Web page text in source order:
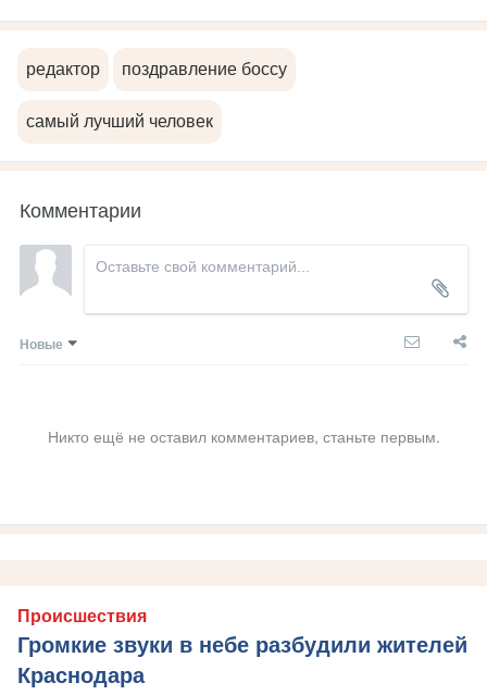
редактор поздравление боссу
самый лучший человек
Комментарии
Новые
Никто ещё не оставил комментариев, станьте первым.
Происшествия
Громкие звуки в небе разбудили жителей
Краснодара